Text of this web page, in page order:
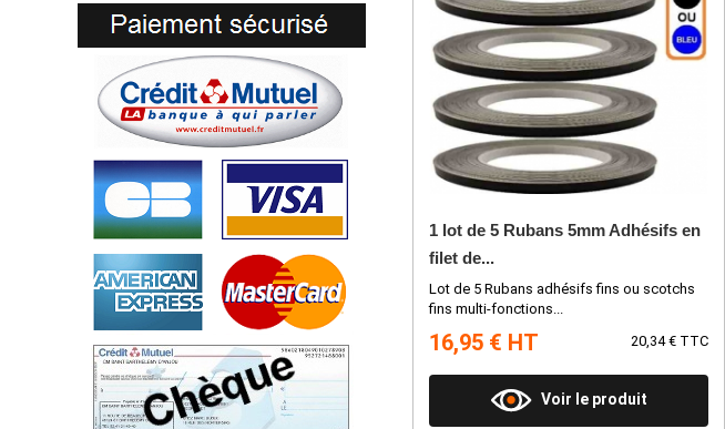
1 lot de 5 Rubans 5mm Adhésifs en
filet de...
Lot de 5 Rubans adhésifs fins ou scotchs
fins multi-fonctions...
16,95 € HT 20,34 € TTC
Voir le produit